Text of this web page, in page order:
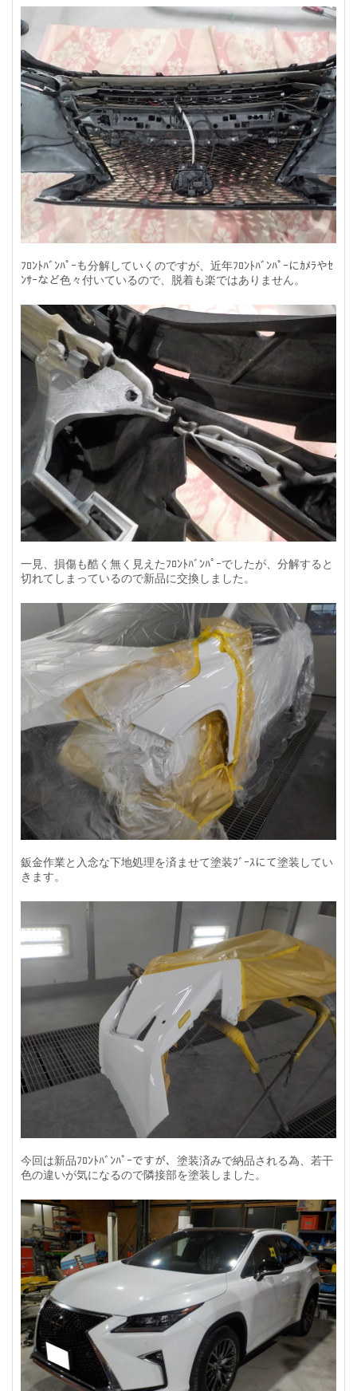
ﾌﾛﾝﾄﾊﾞﾝﾊﾟｰも分解していくのですが、近年ﾌﾛﾝﾄﾊﾞﾝﾊﾟｰにｶﾒﾗやｾ
ﾝｻｰなど色々付いているので、脱着も楽ではありません。
一見、損傷も酷く無く見えたﾌﾛﾝﾄﾊﾞﾝﾊﾟｰでしたが、分解すると
切れてしまっているので新品に交換しました。
鈑金作業と入念な下地処理を済ませて塗装ﾌﾞｰｽにて塗装してい
きます。
今回は新品ﾌﾛﾝﾄﾊﾞﾝﾊﾟｰですが、塗装済みで納品される為、若干
色の違いが気になるので隣接部を塗装しました。